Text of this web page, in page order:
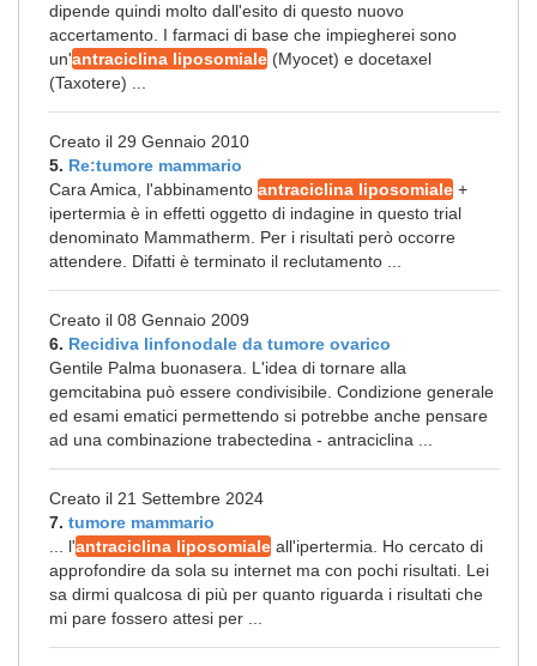
dipende quindi molto dall'esito di questo nuovo
accertamento. I farmaci di base che impiegherei sono
un'antraciclina liposomiale (Myocet) e docetaxel
(Taxotere) ...
Creato il 29 Gennaio 2010
5. Re:tumore mammario
Cara Amica, l'abbinamento antraciclina liposomiale +
ipertermia è in effetti oggetto di indagine in questo trial
denominato Mammatherm. Per i risultati però occorre
attendere. Difatti è terminato il reclutamento ...
Creato il 08 Gennaio 2009
6. Recidiva linfonodale da tumore ovarico
Gentile Palma buonasera. L'idea di tornare alla
gemcitabina può essere condivisibile. Condizione generale
ed esami ematici permettendo si potrebbe anche pensare
ad una combinazione trabectedina - antraciclina ...
Creato il 21 Settembre 2024
7. tumore mammario
... l'antraciclina liposomiale all'ipertermia. Ho cercato di
approfondire da sola su internet ma con pochi risultati. Lei
sa dirmi qualcosa di più per quanto riguarda i risultati che
mi pare fossero attesi per ...